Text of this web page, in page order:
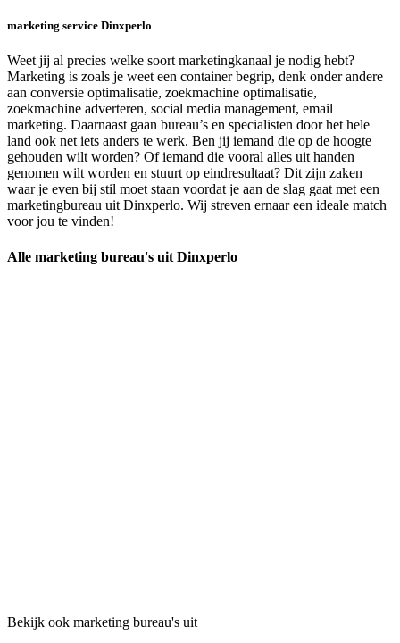
marketing service Dinxperlo
Weet jij al precies welke soort marketingkanaal je nodig hebt?
Marketing is zoals je weet een container begrip, denk onder andere
aan conversie optimalisatie, zoekmachine optimalisatie,
zoekmachine adverteren, social media management, email
marketing. Daarnaast gaan bureau’s en specialisten door het hele
land ook net iets anders te werk. Ben jij iemand die op de hoogte
gehouden wilt worden? Of iemand die vooral alles uit handen
genomen wilt worden en stuurt op eindresultaat? Dit zijn zaken
waar je even bij stil moet staan voordat je aan de slag gaat met een
marketingbureau uit Dinxperlo. Wij streven ernaar een ideale match
voor jou te vinden!
Alle marketing bureau's uit Dinxperlo
Bekijk ook marketing bureau's uit